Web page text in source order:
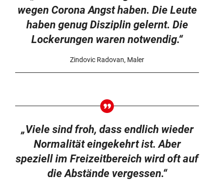
wegen Corona Angst haben. Die Leute
haben genug Disziplin gelernt. Die
Lockerungen waren notwendig.“
Zindovic Radovan, Maler
„Viele sind froh, dass endlich wieder
Normalität eingekehrt ist. Aber
speziell im Freizeitbereich wird oft auf
die Abstände vergessen.“